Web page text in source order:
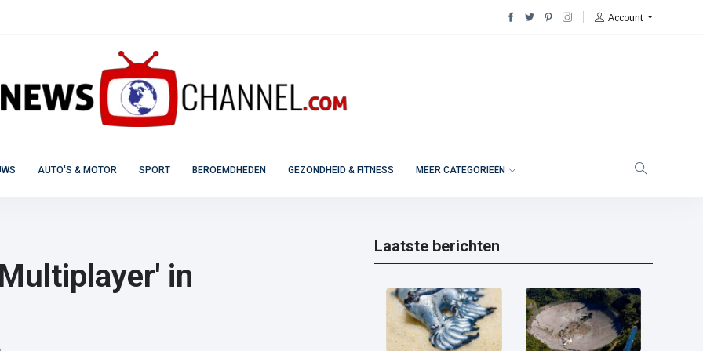
Account
AUTO'S & MOTOR SPORT BEROEMDHEDEN GEZONDHEID & FITNESS MEER CATEGORIEËN
in
Laatste berichten